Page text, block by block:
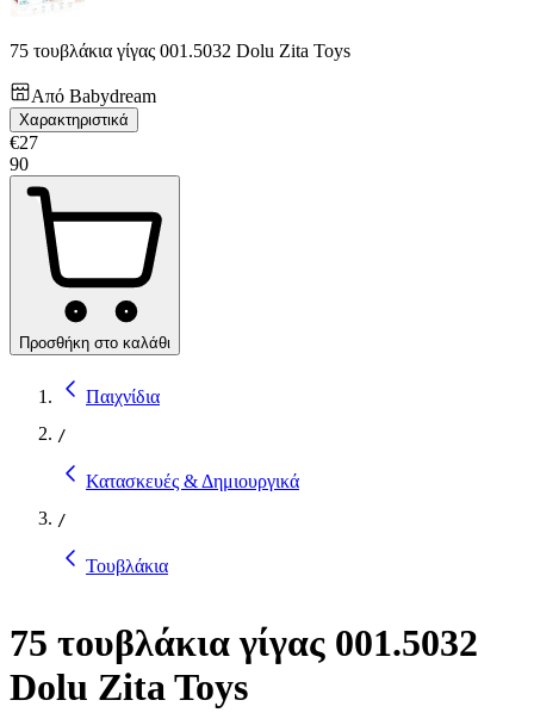
75 τουβλάκια γίγας 001.5032 Dolu Zita Toys
Από Babydream
Χαρακτηριστικά
€27
90
Προσθήκη στο καλάθι
Παιχνίδια
/
Κατασκευές & Δημιουργικά
/
Τουβλάκια
75 τουβλάκια γίγας 001.5032
Dolu Zita Toys